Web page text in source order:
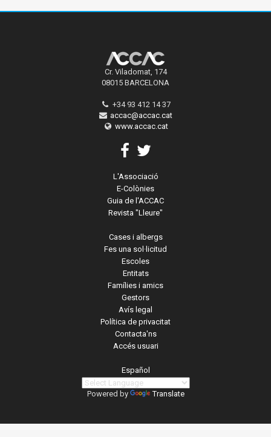
Cr. Viladomat, 174
08015 BARCELONA
+34 93 412 14 37
accac@accac.cat
www.accac.cat
L'Associació
E-Colònies
Guia de l'ACCAC
Revista "Lleure"
Cases i albergs
Fes una sol·licitud
Escoles
Entitats
Famílies i amics
Gestors
Avís legal
Política de privacitat
Contacta'ns
Accés usuari
Español
Powered by Translate